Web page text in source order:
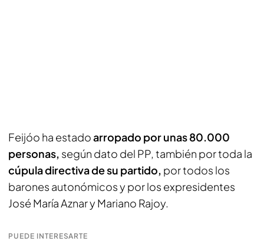
Feijóo ha estadoarropado por unas 80.000
personas, según dato del PP, también por toda la
cúpula directiva de su partido, por todos los
barones autonómicos y por los expresidentes
José María Aznar y Mariano Rajoy.
PUEDE INTERESARTE